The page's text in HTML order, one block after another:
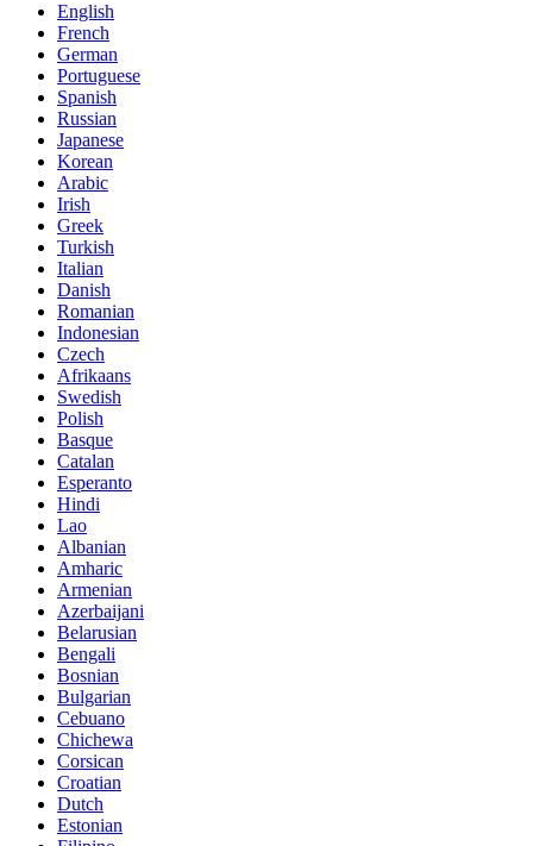
English
French
German
Portuguese
Spanish
Russian
Japanese
Korean
Arabic
Irish
Greek
Turkish
Italian
Danish
Romanian
Indonesian
Czech
Afrikaans
Swedish
Polish
Basque
Catalan
Esperanto
Hindi
Lao
Albanian
Amharic
Armenian
Azerbaijani
Belarusian
Bengali
Bosnian
Bulgarian
Cebuano
Chichewa
Corsican
Croatian
Dutch
Estonian